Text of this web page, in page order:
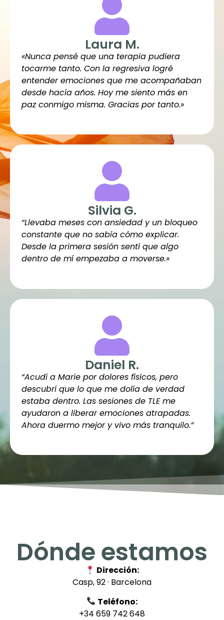
Laura M.
«Nunca pensé que una terapia pudiera
tocarme tanto. Con la regresiva logré
entender emociones que me acompañaban
desde hacía años. Hoy me siento más en
paz conmigo misma. Gracias por tanto.»
Silvia G.
“Llevaba meses con ansiedad y un bloqueo
constante que no sabía cómo explicar.
Desde la primera sesión sentí que algo
dentro de mí empezaba a moverse.»
Daniel R.
“Acudí a Marie por dolores físicos, pero
descubrí que lo que me dolía de verdad
estaba dentro. Las sesiones de TLE me
ayudaron a liberar emociones atrapadas.
Ahora duermo mejor y vivo más tranquilo.”
Dónde estamos
Dirección:
Casp, 92 · Barcelona
Teléfono:
+34 659 742 648